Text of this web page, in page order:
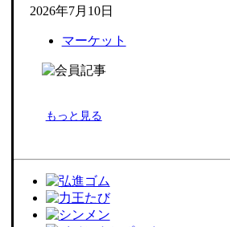
2026年7月10日
マーケット
もっと見る